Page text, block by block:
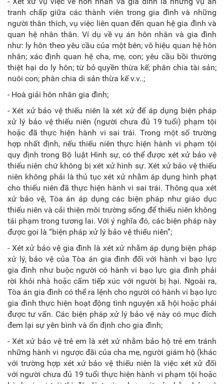
tranh chấp giữa các thành viên trong gia đình và những
người thân thích, vụ việc liên quan đến quan hệ gia đình và
quan hệ nhân thân. Ví dụ về vụ án hôn nhân và gia đình
như: ly hôn theo yêu cầu của một bên; vô hiệu quan hệ hôn
nhân; xác định quan hệ cha, mẹ, con; yêu cầu bồi thường
thiệt hại do ly hôn; từ bỏ quyền thừa kế; phân chia tài sản;
nuôi con; phân chia di sản thừa kế v.v..;
- Hoà giải hôn nhân gia đình;
- Xét xử bảo vệ thiếu niên là xét xử để áp dụng biện pháp
xử lý bảo vệ thiếu niên (người chưa đủ 19 tuổi) phạm tội
hoặc đã thực hiện hành vi sai trái. Trong một số trường
hợp nhất định, nếu thiếu niên thực hiện hành vi phạm tội
quy định trong Bộ luật Hình sự, có thể được xét xử bảo vệ
thiếu niên chứ không bị xét xử hình sự. Xét xử bảo vệ thiếu
niên không phải là thủ tục xét xử nhằm áp dụng hình phạt
cho thiếu niên đã thực hiện hành vi sai trái. Thông qua xét
xử bảo vệ, Tòa án áp dụng các biện pháp như giáo dục
thiếu niên và cải thiện môi trường sống để thiếu niên không
tái phạm trong tương lai. Với ý nghĩa đó, các biện pháp này
được gọi là “biện pháp xử lý bảo vệ thiếu niên”;
- Xét xử bảo vệ gia đình là xét xử nhằm áp dụng biện pháp
xử lý, bảo vệ của Tòa án gia đình đối với hành vi bạo lực
gia đình như buộc người có hành vi bạo lực gia đình phải
rời khỏi nhà hoặc cấm tiếp xúc với người bị hại. Ngoài ra,
Tòa án gia đình có thể ra lệnh cho người có hành vi bạo lực
gia đình thực hiện hoạt động tình nguyện xã hội hoặc phải
được tư vấn. Các biện pháp xử lý bảo vệ này có mục đích
đem lại sự yên bình và ổn định cho gia đình;
- Xét xử bảo vệ trẻ em là xét xử nhằm bảo hộ trẻ em tránh
những hành vi ngược đãi của cha mẹ, người giám hộ (khác
với trường hợp xét xử bảo vệ thiếu niên là việc xét xử đối
với người chưa đủ 19 tuổi thực hiện hành vi phạm tội hoặc